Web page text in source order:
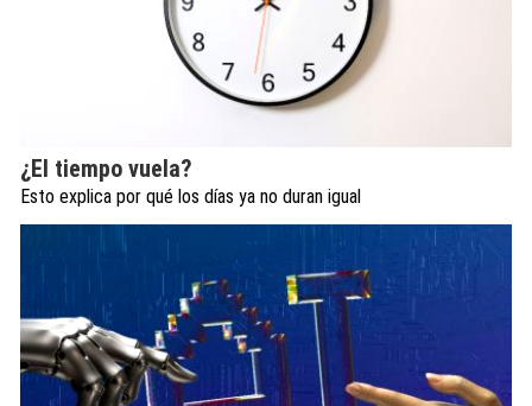
¿El tiempo vuela?
Esto explica por qué los días ya no duran igual